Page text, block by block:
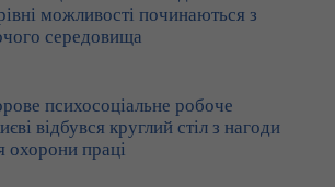
можливості починаються з
середовища
психосоціальне робоче
відбувся круглий стіл з нагоди
охорони праці